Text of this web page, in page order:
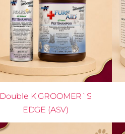
Double K GROOMER`S
EDGE (ASV)